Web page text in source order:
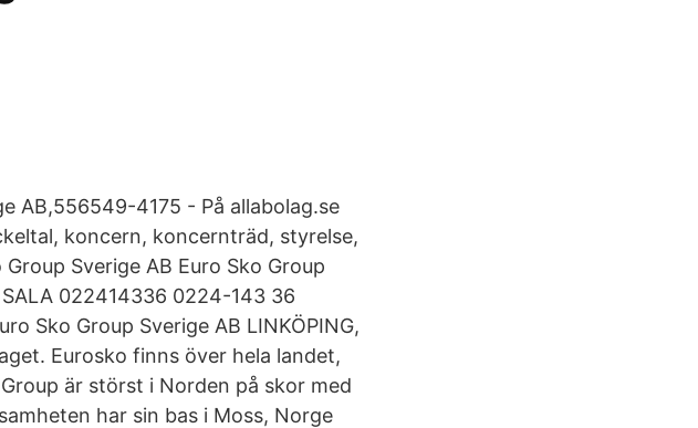
AB,556549-4175 - På allabolag.se
koncern, koncernträd, styrelse,
Sverige AB Euro Sko Group
022414336 0224-143 36
Sko Group Sverige AB LINKÖPING,
Eurosko finns över hela landet,
är störst i Norden på skor med
har sin bas i Moss, Norge